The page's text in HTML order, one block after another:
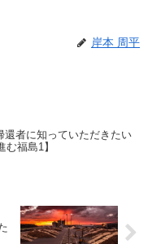
岸本 周平
還者に知っていただきたい
む福島1】